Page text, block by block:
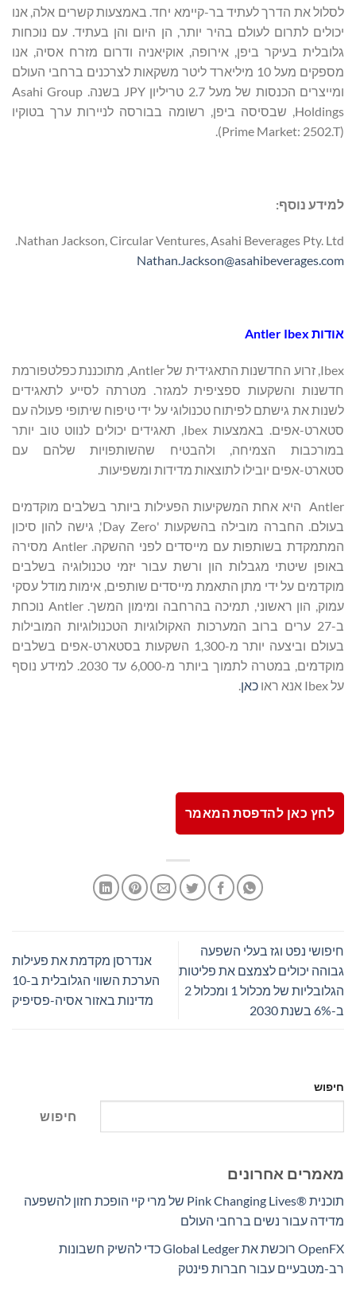
לסלול את הדרך לעתיד בר-קיימא יחד. באמצעות קשרים אלה, אנו
יכולים לתרום לעולם בהיר יותר, הן היום והן בעתיד. עם נוכחות
גלובלית בעיקר ביפן, אירופה, אוקיאניה ודרום מזרח אסיה, אנו
מספקים מעל 10 מיליארד ליטר משקאות לצרכנים ברחבי העולם
ומייצרים הכנסות של מעל 2.7 טריליון JPY בשנה. Asahi Group
Holdings, שבסיסה ביפן, רשומה בבורסה לניירות ערך בטוקיו
(Prime Market: 2502.T).
למידע נוסף:
Nathan Jackson, Circular Ventures, Asahi Beverages Pty. Ltd.
Nathan.Jackson@asahibeverages.com
אודות Antler Ibex
Ibex, זרוע החדשנות התאגידית של Antler, מתוכננת כפלטפורמת
חדשנות והשקעות ספציפית למגזר. מטרתה לסייע לתאגידים
לשנות את גישתם לפיתוח טכנולוגי על ידי טיפוח שיתופי פעולה עם
סטארט-אפים. באמצעות Ibex, תאגידים יכולים לנווט טוב יותר
במורכבות הצמיחה, ולהבטיח שהשותפויות שלהם עם
סטארט-אפים יובילו לתוצאות מדידות ומשפיעות.
Antler היא אחת המשקיעות הפעילות ביותר בשלבים מוקדמים
בעולם. החברה מובילה בהשקעות 'Day Zero', גישה להון סיכון
המתמקדת בשותפות עם מייסדים לפני ההשקה. Antler מסירה
באופן שיטתי מגבלות הון ורשת עבור יזמי טכנולוגיה בשלבים
מוקדמים על ידי מתן התאמת מייסדים שותפים, אימות מודל עסקי
עמוק, הון ראשוני, תמיכה בהרחבה ומימון המשך. Antler נוכחת
ב-27 ערים ברוב המערכות האקולוגיות הטכנולוגיות המובילות
בעולם וביצעה יותר מ-1,300 השקעות בסטארט-אפים בשלבים
מוקדמים, במטרה לתמוך ביותר מ-6,000 עד 2030. למידע נוסף
על Ibex אנא ראו
כאן
לחץ כאן להדפסת המאמר
חיפושי נפט וגז בעלי השפעה
גבוהה יכולים לצמצם את פליטות
הגלובליות של מכלול 1 ומכלול 2
ב-6% בשנת 2030
אנדרסן מקדמת את פעילות
הערכת השווי הגלובלית ב-10
מדינות באזור אסיה-פסיפיק
חיפוש
חיפוש
מאמרים אחרונים
תוכנית Pink Changing Lives®‎ של מרי קיי הופכת חזון להשפעה
מדידה עבור נשים ברחבי העולם
OpenFX רוכשת את Global Ledger כדי להשיק חשבונות
רב-מטבעיים עבור חברות פינטק